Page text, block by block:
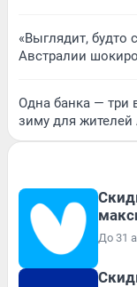
«Выглядит, будто
Австралии
Одна банка — три
зиму для жителей
До 31